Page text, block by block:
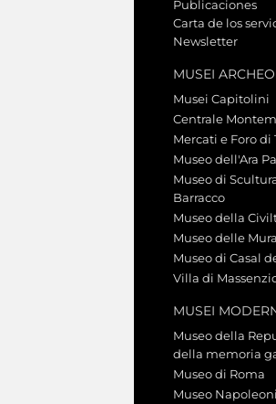
Publicaciones
Carta de los
Newsletter
MUSEI
Musei Capitolini
Centrale
Mercati e Foro di
Museo dell'Ara
Museo di
Barracco
Museo della
Museo delle Mura
Museo di Casal
Villa di
MUSEI
Museo della
della memoria
Museo di Roma
Museo